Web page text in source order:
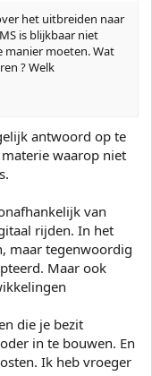
het uitbreiden naar
is blijkbaar niet
manier moeten. Wat
? Welk
antwoord op te
waarop niet
van
rijden. In het
maar tegenwoordig
Maar ook
die je bezit
in te bouwen. En
Ik heb vroeger